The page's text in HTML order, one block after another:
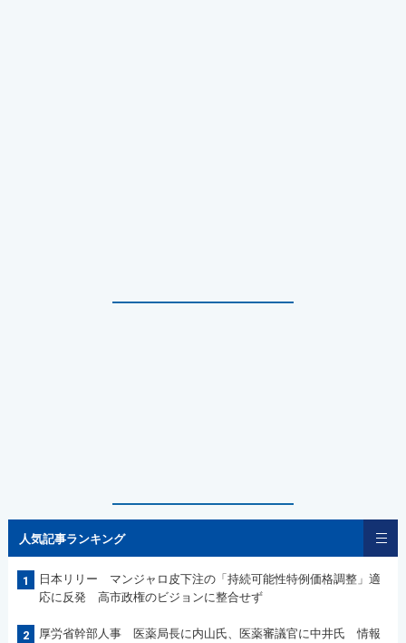
人気記事ランキング
1
日本リリー マンジャロ皮下注の「持続可能性特例価格調整」適
応に反発 高市政権のビジョンに整合せず
2
厚労省幹部人事 医薬局長に内山氏、医薬審議官に中井氏 情報